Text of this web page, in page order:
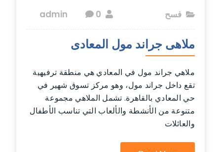
فسح 0
ملاهى جراند مول المعادى
ملاهي جراند مول في المعادي هي منطقة ترفيهية
تقع داخل جراند مول، وهو مركز تسوق شهير في
حي المعادي بالقاهرة. تشمل الملاهي مجموعة
متنوعة من الأنشطة والألعاب التي تناسب الأطفال
والعائلات